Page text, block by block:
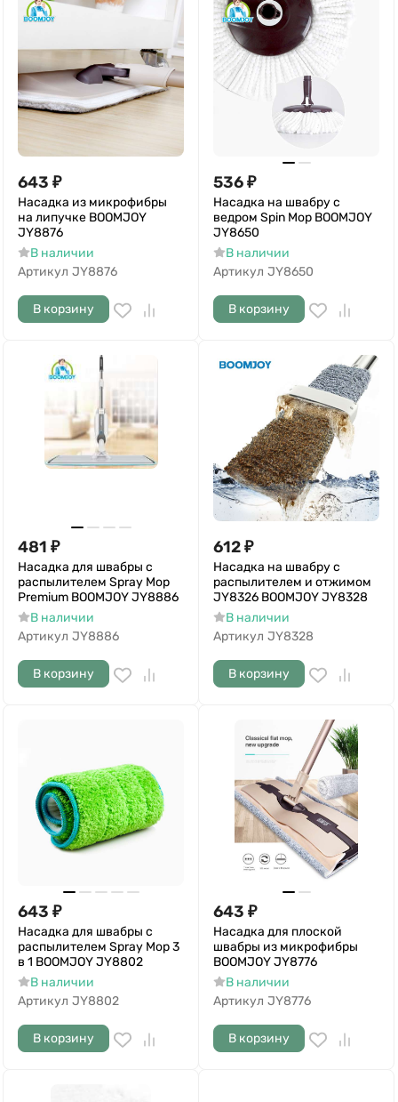
643 ₽
Насадка из микрофибры
на липучке BOOMJOY
JY8876
В наличии
Артикул JY8876
В корзину
536₽
Насадка на швабру с
ведром Spin Mop BOOMJOY
JY8650
В наличии
Артикул JY8650
В корзину
481 ₽
Насадка для швабры с
распылителем Spray Mop
Premium BOOMJOY JY8886
В наличии
Артикул JY8886
В корзину
612₽
Насадка на швабру с
распылителем и отжимом
JY8326 BOOMJOY JY8328
В наличии
Артикул JY8328
В корзину
643 ₽
Насадка для швабры с
распылителем Spray Mop 3
в 1 BOOMJOY JY8802
В наличии
Артикул JY8802
В корзину
643 ₽
Насадка для плоской
швабры из микрофибры
BOOMJOY JY8776
В наличии
Артикул JY8776
В корзину